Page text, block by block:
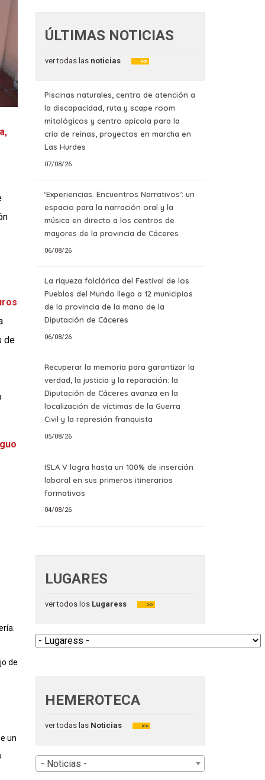
de
de
un
ÚLTIMAS NOTICIAS
ver todas las noticias >>
Piscinas naturales, centro de atención a
la discapacidad, ruta y scape room
mitológicos y centro apícola para la
cría de reinas, proyectos en marcha en
Las Hurdes
07/08/26
‘Experiencias. Encuentros Narrativos’: un
espacio para la narración oral y la
música en directo a los centros de
mayores de la provincia de Cáceres
06/08/26
La riqueza folclórica del Festival de los
Pueblos del Mundo llega a 12 municipios
de la provincia de la mano de la
Diputación de Cáceres
06/08/26
Recuperar la memoria para garantizar la
verdad, la justicia y la reparación: la
Diputación de Cáceres avanza en la
localización de víctimas de la Guerra
Civil y la represión franquista
05/08/26
ISLA V logra hasta un 100% de inserción
laboral en sus primeros itinerarios
formativos
04/08/26
LUGARES
ver todos los Lugaress >>
HEMEROTECA
ver todas las Noticias >>
- Noticias -